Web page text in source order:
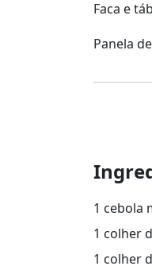
Faca e
Panela
1 cebola
1 colher
1 colher